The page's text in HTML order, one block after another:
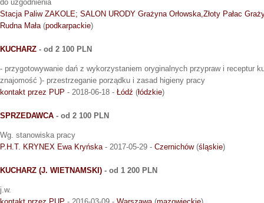
do uzgodnienia
Stacja Paliw ZAKOLE; SALON URODY Grażyna Orłowska,Złoty Pałac
Rudna Mała (podkarpackie)
KUCHARZ - od 2 100 PLN
- przygotowywanie dań z wykorzystaniem oryginalnych przypraw i receptur
znajomość )- przestrzeganie porządku i zasad higieny pracy
kontakt przez PUP - 2018-06-18 - Łódź (łódzkie)
SPRZEDAWCA - od 2 100 PLN
Wg. stanowiska pracy
P.H.T. KRYNEX Ewa Kryńska - 2017-05-29 - Czernichów(śląskie)
KUCHARZ (J. WIETNAMSKI) - od 1 200 PLN
j.w.